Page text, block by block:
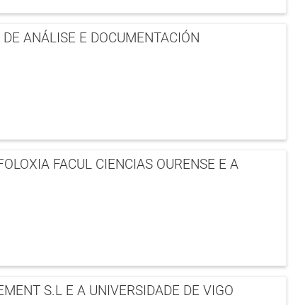
ANÁLISE E DOCUMENTACIÓN
FACUL CIENCIAS OURENSE E A
S.L E A UNIVERSIDADE DE VIGO